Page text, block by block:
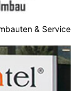
& Service